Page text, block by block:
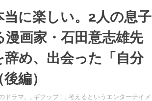
当に楽しい。2人の息子
漫画家・石田意志雄先
辞め、出会った「自分
編）
ドラマ。 , ギフップ！ , 考えるというエンターテイメ